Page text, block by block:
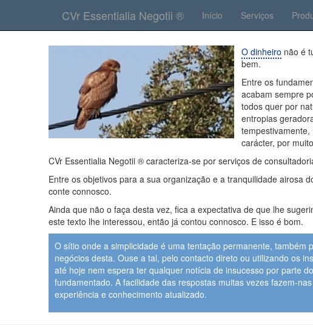
CVr Essentialia Negotii ® Início Serviços
O dinheiro não é
bem.
Entre os
acabam sempre
todos quer por
entropias
carácter, por
CVr Essentialia Negotii ® caracteriza-se por serviços de
Entre os objetivos para a sua organização e a tranquilidade airosa
conte connosco.
Ainda que não o faça desta vez, fica a expectativa de que lhe
este texto lhe interessou, então já contou connosco. E isso é bom.
O sítio onde a simplicidade é uma tentação permanente,
negócios desta. Ouse a tal, pelo contacto direto ou utilizando os
até hoje nem espera ter qualquer notícia de insucesso por parte
fundamentado. A facilidade das respostas muitas vezes fazem-
experiência e conhecimento atualizado.